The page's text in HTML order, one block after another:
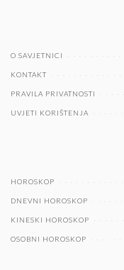
O SAVJETNICI
KONTAKT
PRAVILA PRIVATNOSTI
UVJETI KORIŠTENJA
HOROSKOP
DNEVNI HOROSKOP
KINESKI HOROSKOP
OSOBNI HOROSKOP